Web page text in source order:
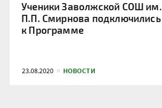
Ученики Заволжской СОШ им.
П.П. Смирнова подключились
к Программе
23.08.2020 НОВОСТИ